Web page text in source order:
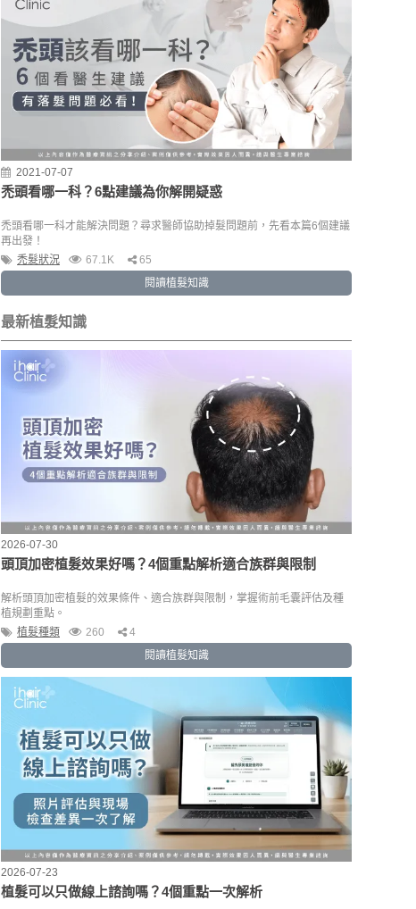
2021-07-07
禿頭看哪一科？6點建議為你解開疑惑
禿頭看哪一科才能解決問題？尋求醫師協助掉髮問題前，先看本篇6個建議
再出發！
禿髮狀況
67.1K
65
閱讀植髮知識
最新植髮知識
2026-07-30
頭頂加密植髮效果好嗎？4個重點解析適合族群與限制
解析頭頂加密植髮的效果條件、適合族群與限制，掌握術前毛囊評估及種
植規劃重點。
植髮種類
260
4
閱讀植髮知識
2026-07-23
植髮可以只做線上諮詢嗎？4個重點一次解析